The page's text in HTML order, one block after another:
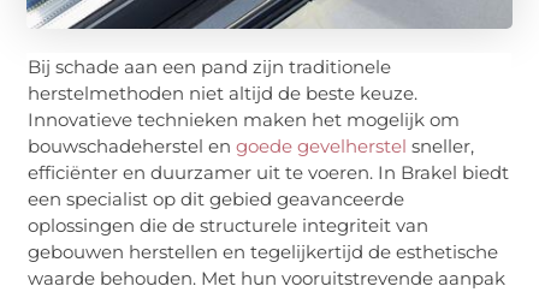
Bij schade aan een pand zijn traditionele
herstelmethoden niet altijd de beste keuze.
Innovatieve technieken maken het mogelijk om
bouwschadeherstel engoede gevelherstel sneller,
efficiënter en duurzamer uit te voeren. In Brakel biedt
een specialist op dit gebied geavanceerde
oplossingen die de structurele integriteit van
gebouwen herstellen en tegelijkertijd de esthetische
waarde behouden. Met hun vooruitstrevende aanpak